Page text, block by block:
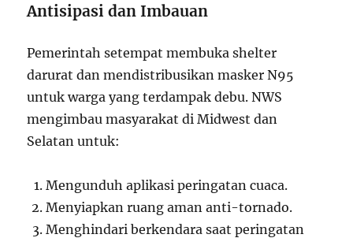
Antisipasi dan Imbauan
Pemerintah setempat membuka shelter
darurat dan mendistribusikan masker N95
untuk warga yang terdampak debu. NWS
mengimbau masyarakat di Midwest dan
Selatan untuk:
Mengunduh aplikasi peringatan cuaca.
Menyiapkan ruang aman anti-tornado.
Menghindari berkendara saat peringatan